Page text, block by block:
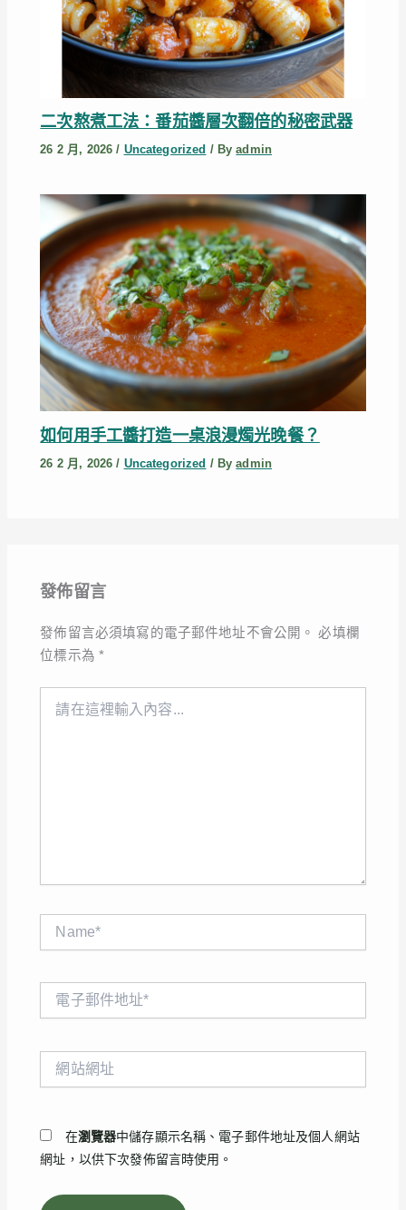
二次熬煮工法：番茄醬層次翻倍的秘密武器
26 2 月, 2026/ Uncategorized / Byadmin
如何用手工醬打造一桌浪漫燭光晚餐？
26 2 月, 2026/ Uncategorized / Byadmin
發佈留言
發佈留言必須填寫的電子郵件地址不會公開。 必填欄
位標示為*
在瀏覽器中儲存顯示名稱、電子郵件地址及個人網站
網址，以供下次發佈留言時使用。